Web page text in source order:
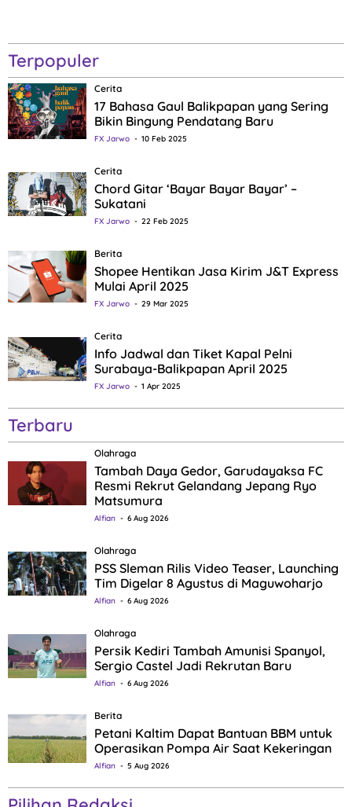
Terpopuler
Cerita
17 Bahasa Gaul Balikpapan yang Sering
Bikin Bingung Pendatang Baru
FX Jarwo 10 Feb 2025
Cerita
Chord Gitar ‘Bayar Bayar Bayar’ –
Sukatani
FX Jarwo 22 Feb 2025
Berita
Shopee Hentikan Jasa Kirim J&T Express
Mulai April 2025
FX Jarwo 29 Mar 2025
Cerita
Info Jadwal dan Tiket Kapal Pelni
Surabaya-Balikpapan April 2025
FX Jarwo 1 Apr 2025
Terbaru
Olahraga
Tambah Daya Gedor, Garudayaksa FC
Resmi Rekrut Gelandang Jepang Ryo
Matsumura
Alfian 6 Aug 2026
Olahraga
PSS Sleman Rilis Video Teaser, Launching
Tim Digelar 8 Agustus di Maguwoharjo
Alfian 6 Aug 2026
Olahraga
Persik Kediri Tambah Amunisi Spanyol,
Sergio Castel Jadi Rekrutan Baru
Alfian 6 Aug 2026
Berita
Petani Kaltim Dapat Bantuan BBM untuk
Operasikan Pompa Air Saat Kekeringan
Alfian 5 Aug 2026